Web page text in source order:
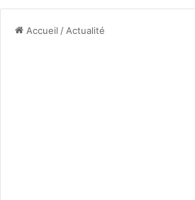
Accueil / Actualité